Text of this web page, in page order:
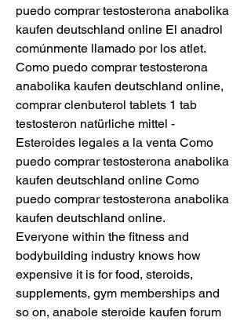
puedo comprar testosterona anabolika
kaufen deutschland online El anadrol
comúnmente llamado por los atlet.
Como puedo comprar testosterona
anabolika kaufen deutschland online,
comprar clenbuterol tablets 1 tab
testosteron natürliche mittel -
Esteroides legales a la venta Como
puedo comprar testosterona anabolika
kaufen deutschland online Como
puedo comprar testosterona anabolika
kaufen deutschland online.
Everyone within the fitness and
bodybuilding industry knows how
expensive it is for food, steroids,
supplements, gym memberships and
so on, anabole steroide kaufen forum